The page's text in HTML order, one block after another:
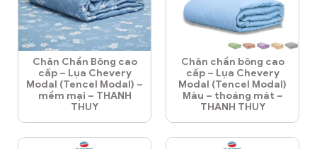
Chăn Chần Bông cao
cấp – Lụa Chevery
Modal (Tencel Modal) –
mềm mại – THANH
THUY
Chăn chần bông cao
cấp – Lụa Chevery
Modal (Tencel Modal)
Màu – thoáng mát –
THANH THUY